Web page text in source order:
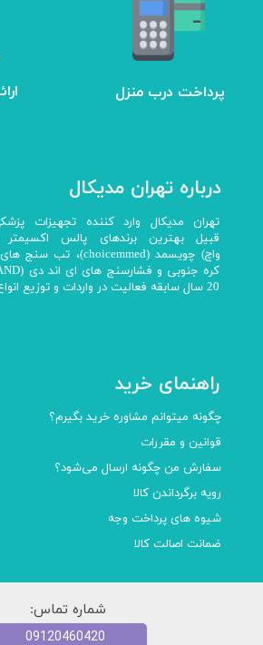
پرداخت درب منزل
درباره تهران مدیکال
تهران مدیکال وارد کننده تجهیزات
قبیل بهترین برندهای پالس
20 سال سابقه فعالیت در واردات و توزیع انواع تجهیزات پزشکی
راهنمای خرید
چگونه میتوانم مشاوره خرید بگیرم؟
قوانین و مقررات
سفارش من چگونه ارسال می‌شود؟
رویه برگرداندن کالا
شیوه های پرداخت وجه
ضمانت اصالت کالا
شماره تماس:
09120460420